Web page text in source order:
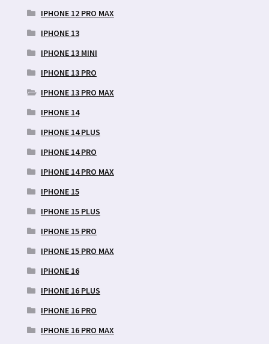
IPHONE 12 PRO MAX
IPHONE 13
IPHONE 13 MINI
IPHONE 13 PRO
IPHONE 13 PRO MAX
IPHONE 14
IPHONE 14 PLUS
IPHONE 14 PRO
IPHONE 14 PRO MAX
IPHONE 15
IPHONE 15 PLUS
IPHONE 15 PRO
IPHONE 15 PRO MAX
IPHONE 16
IPHONE 16 PLUS
IPHONE 16 PRO
IPHONE 16 PRO MAX